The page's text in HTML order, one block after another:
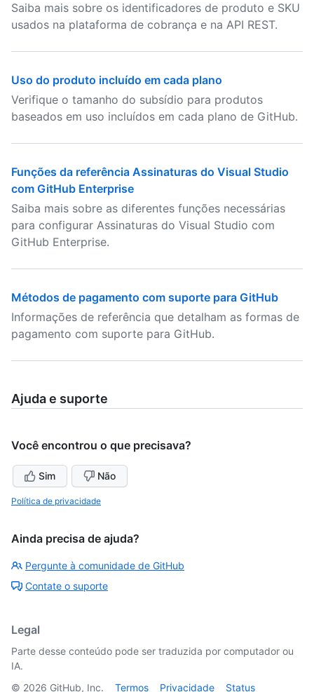
Saiba mais sobre os identificadores de produto e SKU
usados na plataforma de cobrança e na API REST.
Uso do produto incluído em cada plano
Verifique o tamanho do subsídio para produtos
baseados em uso incluídos em cada plano de GitHub.
Funções da referência Assinaturas do Visual Studio
com GitHub Enterprise
Saiba mais sobre as diferentes funções necessárias
para configurar Assinaturas do Visual Studio com
GitHub Enterprise.
Métodos de pagamento com suporte para GitHub
Informações de referência que detalham as formas de
pagamento com suporte para GitHub.
Ajuda e suporte
Você encontrou o que precisava?
Sim Não
Política de privacidade
Ainda precisa de ajuda?
Pergunte à comunidade de GitHub
Contate o suporte
Legal
Parte desse conteúdo pode ser traduzida por computador ou
IA.
© 2026 GitHub, Inc. Termos Privacidade Status